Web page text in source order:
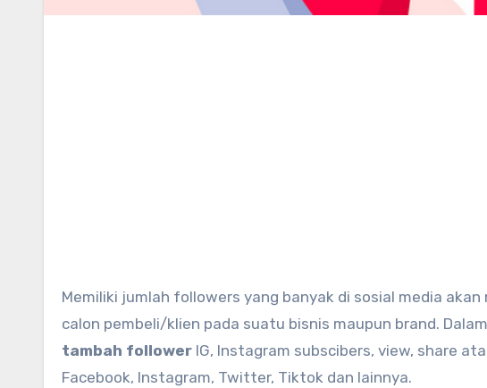
Memiliki jumlah followers yang banyak di sosial media akan meningkatkan reputasi bisnis dan kepercayaan
calon pembeli/klien pada suatu bisnis maupun brand.
tambah follower IG, Instagram subscibers, view, share
Facebook, Instagram, Twitter, Tiktok dan lainnya.